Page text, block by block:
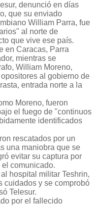
denunció en días
que su enviado
William Parra, fue
al norte de
que vive ese país.
en Caracas, Parra
mientras se
William Moreno,
al gobierno de
entrada norte a la
Moreno, fueron
el fuego de "continuos
identificados
rescatados por un
una maniobra que se
evitar su captura por
comunicado.
hospital militar Teshrin,
cuidados y se comprobó
Telesur.
por el fallecido